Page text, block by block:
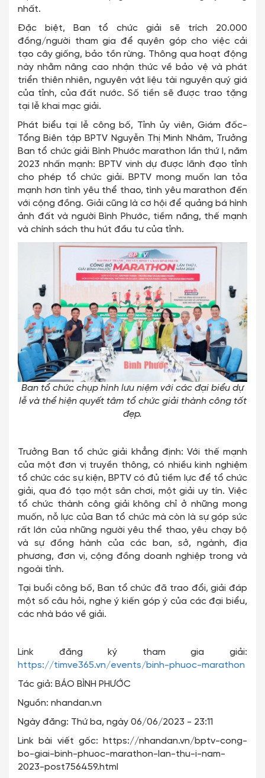
nhất.
Đặc biệt, Ban tổ chức giải sẽ trích 20.000
đồng/người tham gia để quyên góp cho việc cải
tạo cây giống, bảo tồn rừng. Thông qua hoạt động
này nhằm nâng cao nhận thức về bảo vệ và phát
triển thiên nhiên, nguyên vật liệu tài nguyên quý giá
của tỉnh, của đất nước. Số tiền sẽ được trao tặng
tại lễ khai mạc giải.
Phát biểu tại lễ công bố, Tỉnh ủy viên, Giám đốc-
Tổng Biên tập BPTV Nguyễn Thị Minh Nhâm, Trưởng
Ban tổ chức giải Bình Phước marathon lần thứ I, năm
2023 nhấn mạnh: BPTV vinh dự được lãnh đạo tỉnh
cho phép tổ chức giải. BPTV mong muốn lan tỏa
mạnh hơn tình yêu thể thao, tình yêu marathon đến
với cộng đồng. Giải cũng là cơ hội để quảng bá hình
ảnh đất và người Bình Phước, tiềm năng, thế mạnh
và chính sách thu hút đầu tư của tỉnh.
Ban tổ chức chụp hình lưu niệm với các đại biểu dự
lễ và thể hiện quyết tâm tổ chức giải thành công tốt
đẹp.
Trưởng Ban tổ chức giải khẳng định: Với thế mạnh
của một đơn vị truyền thông, có nhiều kinh nghiệm
tổ chức các sự kiện, BPTV có đủ tiềm lực để tổ chức
giải, qua đó tạo một sân chơi, một giải uy tín. Việc
tổ chức thành công giải không chỉ ở những mong
muốn, nỗ lực của Ban tổ chức mà còn là sự góp sức
rất lớn của những người yêu thể thao, yêu chạy bộ
và sự đồng hành của các ban, sở, ngành, địa
phương, đơn vị, cộng đồng doanh nghiệp trong và
ngoài tỉnh.
Tại buổi công bố, Ban tổ chức đã trao đổi, giải đáp
một số câu hỏi, nghe ý kiến góp ý của các đại biểu,
các nhà báo về giải.
Link đăng ký tham gia giải:
https://timve365.vn/events/binh-phuoc-marathon
Tác giả: BÁO BÌNH PHƯỚC
Nguồn: nhandan.vn
Ngày đăng: Thứ ba, ngày 06/06/2023 - 23:11
Link bài viết gốc: https://nhandan.vn/bptv-cong-
bo-giai-binh-phuoc-marathon-lan-thu-i-nam-
2023-post756459.html